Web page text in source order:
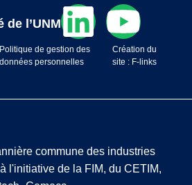
de l’UNM
Politique de gestion des
données personnelles
Création du
site : F-links
commune des industries
l'initiative de la FIM, du CETIM,